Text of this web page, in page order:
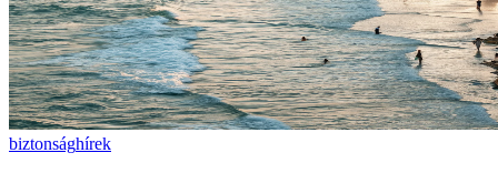
biztonsághírek